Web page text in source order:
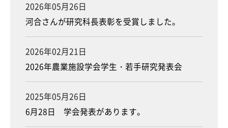
2026年05月26日
河合さんが研究科長表彰を受賞しました。
2026年02月21日
2026年農業施設学会学生・若手研究発表会
2025年05月26日
6月28日 学会発表があります。